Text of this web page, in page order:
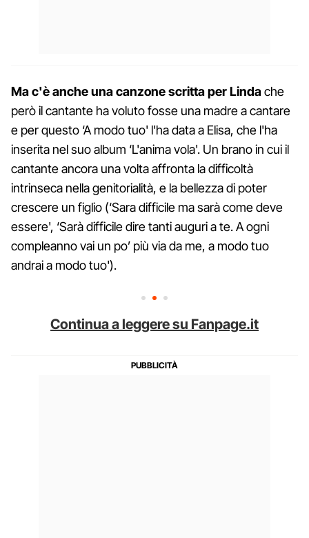
Ma c'è anche una canzone scritta per Lindache
però il cantante ha voluto fosse una madre a cantare
e per questo ‘A modo tuo' l'ha data a Elisa, che l'ha
inserita nel suo album ‘L'anima vola'. Un brano in cui il
cantante ancora una volta affronta la difficoltà
intrinseca nella genitorialità, e la bellezza di poter
crescere un figlio (‘Sara difficile ma sarà come deve
essere', ‘Sarà difficile dire tanti auguri a te. A ogni
compleanno vai un po’ più via da me, a modo tuo
andrai a modo tuo').
Continua a leggere su Fanpage.it